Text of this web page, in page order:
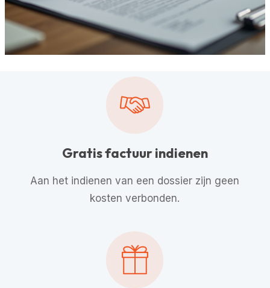
Gratis factuur indienen
Aan het indienen van een dossier zijn geen
kosten verbonden.